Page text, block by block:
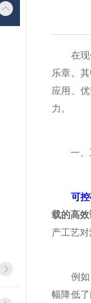
在现代
乐章。
应用、
力。
一、工
可
载的高
产工艺
例如，
幅降低